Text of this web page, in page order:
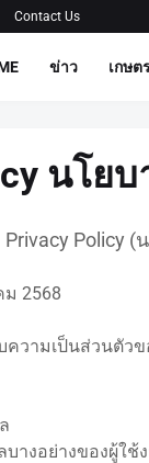
Contact Us
ข่าว เกษต
นโย
Privacy Policy
2568
วามเป็นส่วนตัว
างอย่างของผู้ใช้